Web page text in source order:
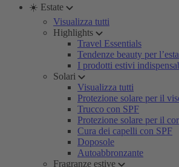
☀️ Estate
Visualizza tutti
Highlights
Travel Essentials
Tendenze beauty per
I prodotti estivi
Solari
Visualizza tutti
Protezione solare per il
Trucco con SPF
Protezione solare per il
Cura dei capelli con SPF
Doposole
Autoabbronzante
Fragranze estive